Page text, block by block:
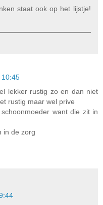
staat ook op het lijstje!
10:45
lekker rustig zo en dan niet
rustig maar wel prive
want die zit in
in de zorg